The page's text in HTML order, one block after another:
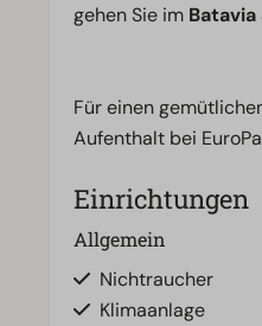
gehen Sie im Batavia
Für einen
Aufenthalt bei
Einrichtungen
Allgemein
Nichtraucher
Klimaanlage